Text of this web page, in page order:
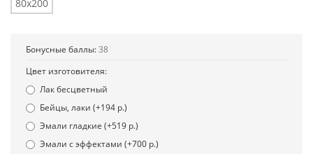
80x200
Бонусные баллы: 38
Цвет изготовителя:
Лак бесцветный
Бейцы, лаки (+194 р.)
Эмали гладкие (+519 р.)
Эмали с эффектами (+700 р.)